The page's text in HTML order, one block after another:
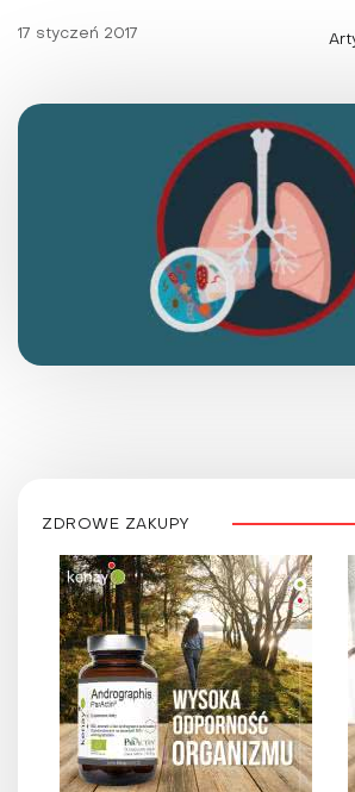
17 styczeń 2017
ZDROWE ZAKUPY